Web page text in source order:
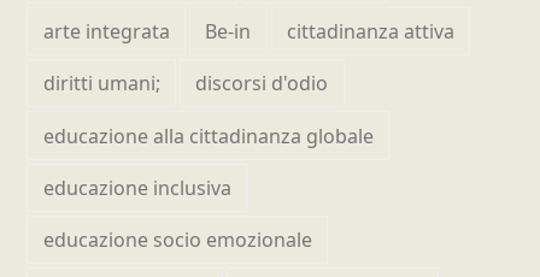
arte integrata
Be-in
cittadinanza attiva
diritti umani;
discorsi d'odio
educazione alla cittadinanza globale
educazione inclusiva
educazione socio emozionale